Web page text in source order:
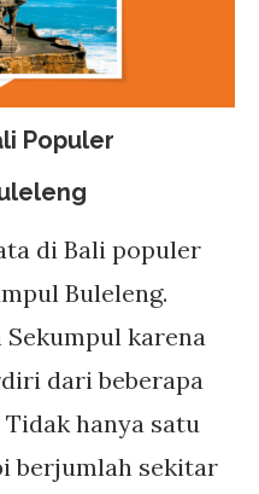
Populer
di Bali populer
Buleleng.
karena
dari beberapa
hanya satu
berjumlah sekitar